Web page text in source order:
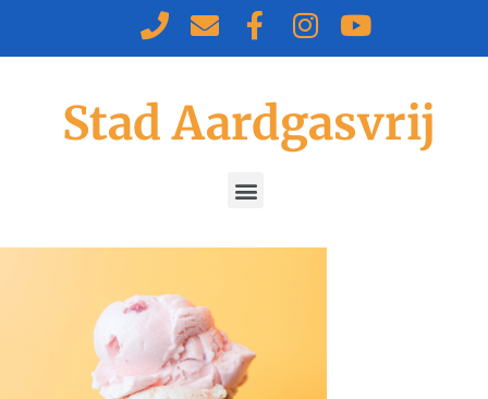
Stad Aardgasvrij